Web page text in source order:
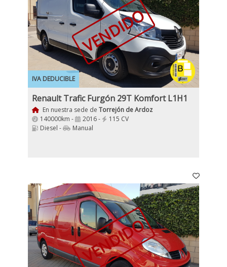
IVA DEDUCIBLE
VENDIDO
Renault Trafic Furgón 29T Komfort L1H1
En nuestra sede de Torrejón de Ardoz
140000km -
2016 -
115 CV
Diesel -
Manual
VENDIDO